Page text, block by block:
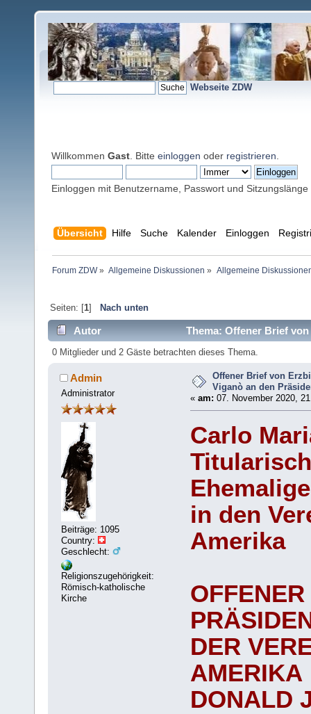
Webseite ZDW
Willkommen Gast . Bitte einloggen oder registrieren
Einloggen mit Benutzername, Passwort und Sitzungslänge
Übersicht Hilfe Suche Kalender Einloggen
Forum ZDW» Allgemeine Diskussionen » Allgemeine
Seiten: [1] Nach unten
Autor
Thema: Offener Brief
(Gelesen 6687 mal)
0 Mitglieder und 2 Gäste betrachten dieses Thema.
Admin
Administrator
Beiträge: 1095
Country:
Geschlecht:
Religionszugehörigkeit:
Römisch-katholische
Kirche
Offener Brief von
Viganò an den
« am: 07. November 2020,
Carlo
in den
Amerika
DER
AMERIKA
DONALD